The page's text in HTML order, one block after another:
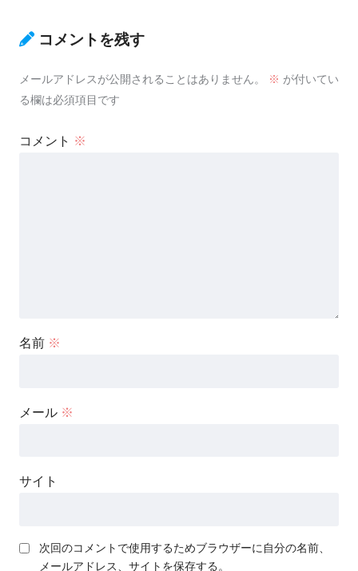
コメントを残す
メールアドレスが公開されることはありません。 ※ が付いてい
る欄は必須項目です
コメント ※
名前 ※
メール ※
サイト
次回のコメントで使用するためブラウザーに自分の名前、
メールアドレス、サイトを保存する。